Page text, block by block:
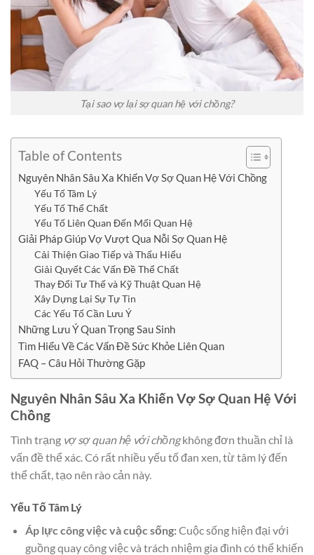
Tại sao vợ lại sợ quan hệ với chồng?
Table of Contents
Nguyên Nhân Sâu Xa Khiến Vợ Sợ Quan Hệ Với Chồng
Yếu Tố Tâm Lý
Yếu Tố Thể Chất
Yếu Tố Liên Quan Đến Mối Quan Hệ
Giải Pháp Giúp Vợ Vượt Qua Nỗi Sợ Quan Hệ
Cải Thiện Giao Tiếp và Thấu Hiểu
Giải Quyết Các Vấn Đề Thể Chất
Thay Đổi Tư Thế và Kỹ Thuật Quan Hệ
Xây Dựng Lại Sự Tự Tin
Các Yếu Tố Cần Lưu Ý
Những Lưu Ý Quan Trọng Sau Sinh
Tìm Hiểu Về Các Vấn Đề Sức Khỏe Liên Quan
FAQ – Câu Hỏi Thường Gặp
Nguyên Nhân Sâu Xa Khiến Vợ Sợ Quan Hệ Với
Chồng
Tình trạng vợ sợ quan hệ với chồngkhông đơn thuần chỉ là
vấn đề thể xác. Có rất nhiều yếu tố đan xen, từ tâm lý đến
thể chất, tạo nên rào cản này.
Yếu Tố Tâm Lý
Áp lực công việc và cuộc sống:Cuộc sống hiện đại với
guồng quay công việc và trách nhiệm gia đình có thể khiến